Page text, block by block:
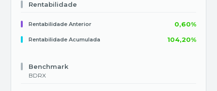
cenário econômico global. O objetivo da carteira é
Rentabilidade
Rentabilidade Anterior 0,60%
Rentabilidade Acumulada 104,20%
Benchmark
BDRX